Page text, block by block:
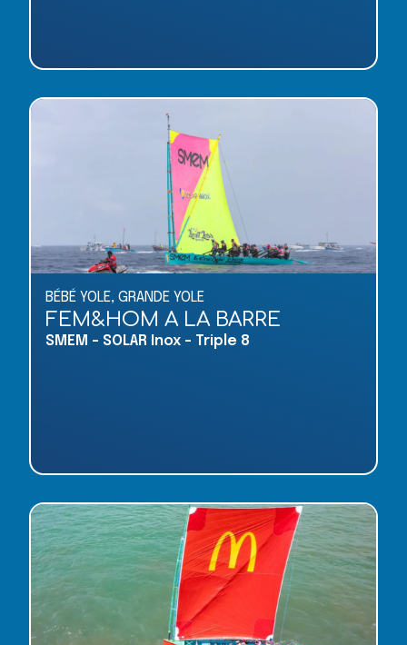
BÉBÉ YOLE, GRANDE YOLE
FEM&HOM A LA BARRE
SMEM - SOLAR Inox - Triple 8